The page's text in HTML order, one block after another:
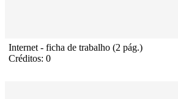
Internet - ficha de trabalho (2 pág.)
Créditos: 0